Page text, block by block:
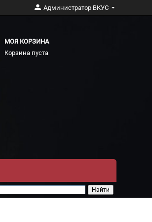
Администратор ВКУС
МОЯ КОРЗИНА
Корзина пуста